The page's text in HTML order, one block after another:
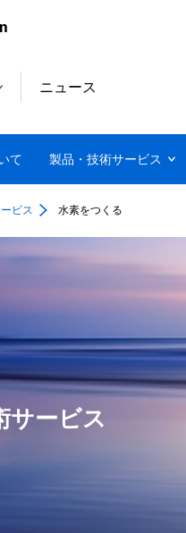
ニュース
て 製品・技術サービス
ビス 水素をつくる
サービス